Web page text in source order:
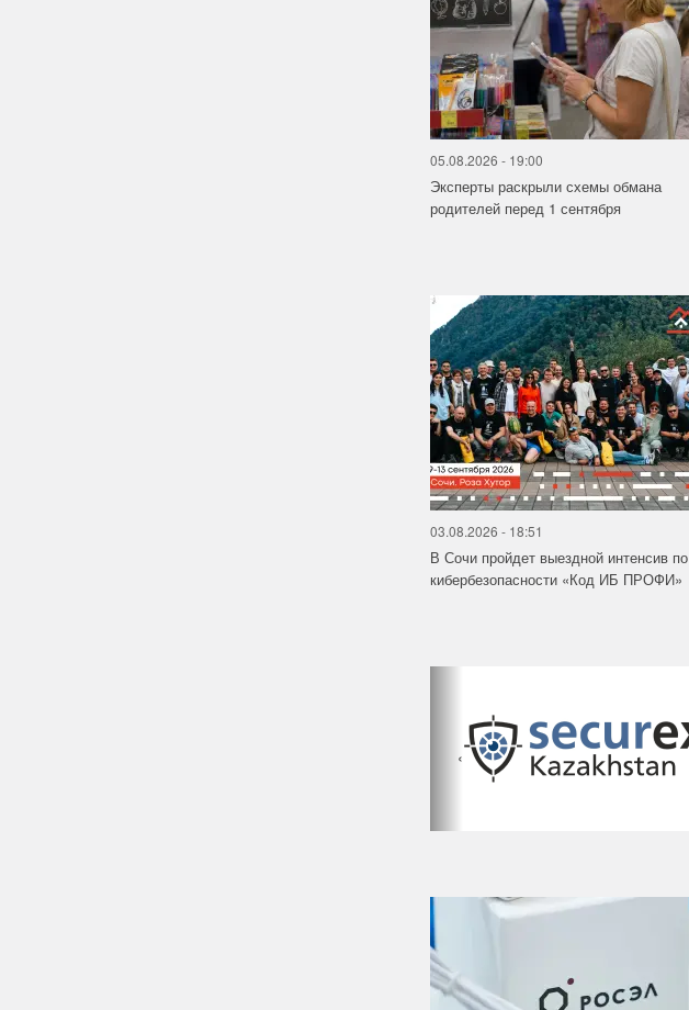
05.08.2026 - 19:00
Эксперты раскрыли схемы обмана
родителей перед 1 сентября
03.08.2026 - 18:51
В Сочи пройдет выездной интенсив по
кибербезопасности «Код ИБ ПРОФИ»
‹